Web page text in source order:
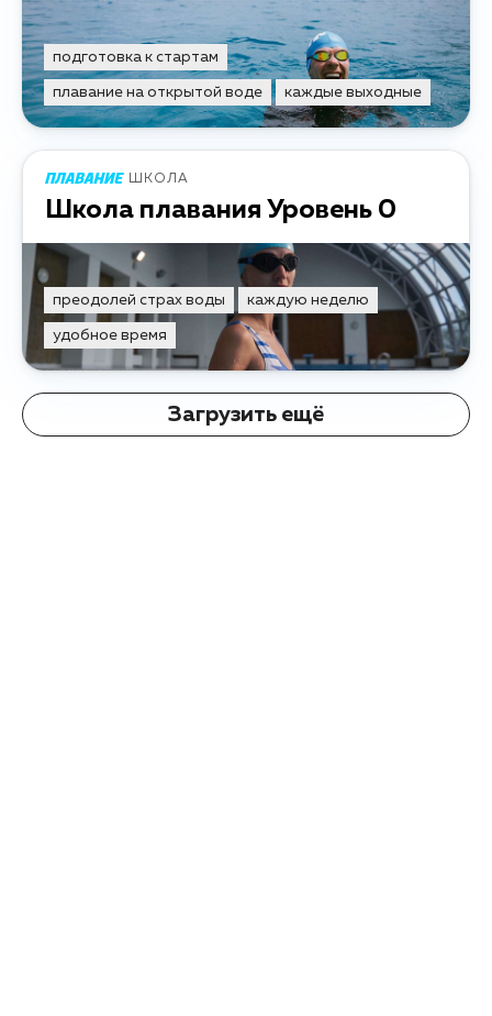
подготовка к стартам
плавание на открытой воде каждые выходные
ШКОЛА
Школа плавания Уровень 0
преодолей страх воды каждую неделю
удобное время
Загрузить ещё